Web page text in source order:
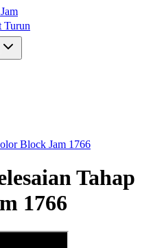
Turun
Block Jam 1766
Tahap
1766